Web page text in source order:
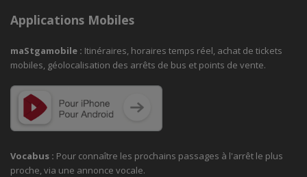
Applications Mobiles
maStgamobile : Itinéraires, horaires temps réel, achat de tickets
mobiles, géolocalisation des arrêts de bus et points de vente.
Vocabus : Pour connaître les prochains passages à l'arrêt le plus
proche, via une annonce vocale.